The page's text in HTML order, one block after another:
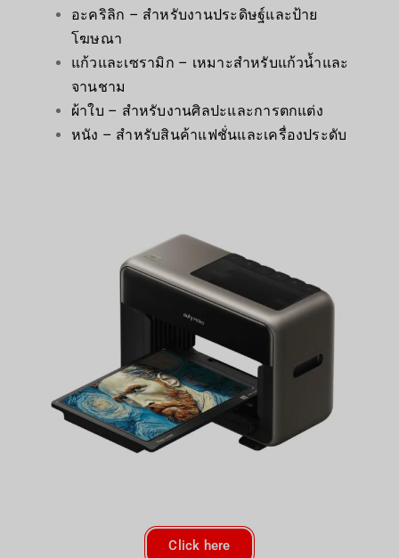
อะคริลิก – สำหรับงานประดิษฐ์และป้าย
โฆษณา
แก้วและเซรามิก – เหมาะสำหรับแก้วน้ำและ
จานชาม
ผ้าใบ – สำหรับงานศิลปะและการตกแต่ง
หนัง – สำหรับสินค้าแฟชั่นและเครื่องประดับ
Click here